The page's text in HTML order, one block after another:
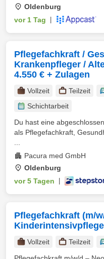
Oldenburg
vor 1 Tag
Pflegefachkraft /
Krankenpfleger /
4.550 € + Zulagen
Vollzeit Teilzeit
Schichtarbeit
Du hast eine
als Pflegefachkraft,
Pacura med GmbH
Oldenburg
vor 5 Tagen
Pflegefachkraft (m/
Kinderintensivpflege
Vollzeit Teilzeit